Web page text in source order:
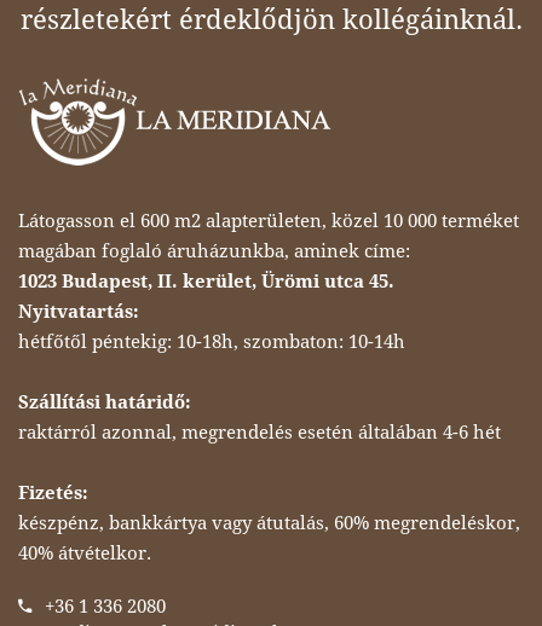
részletekért érdeklődjön kollégáinknál.
Látogasson el 600 m2 alapterületen, közel 10 000 terméket
magában foglaló áruházunkba, aminek címe:
1023 Budapest, II. kerület, Ürömi utca 45.
Nyitvatartás:
hétfőtől péntekig: 10-18h, szombaton: 10-14h
Szállítási határidő:
raktárról azonnal, megrendelés esetén általában 4-6 hét
Fizetés:
készpénz, bankkártya vagy átutalás, 60% megrendeléskor,
40% átvételkor.
+36 1 336 2080